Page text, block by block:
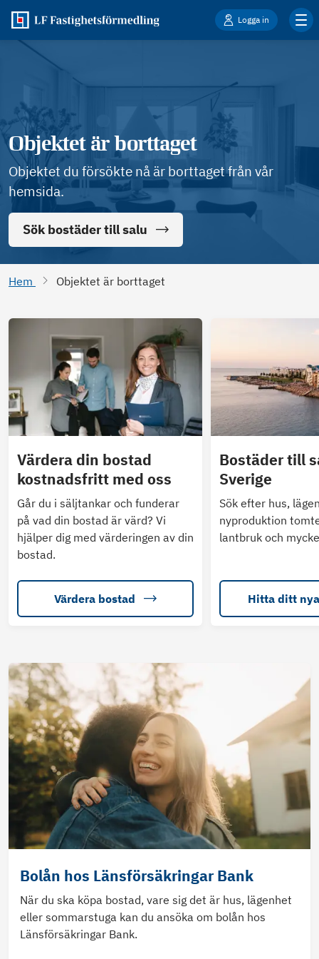
Logga in
Objektet är borttaget
Objektet du försökte nå är borttaget från vår
hemsida.
Sök bostäder till salu
Hem Objektet är borttaget
Värdera din bostad
kostnadsfritt med oss
Går du i säljtankar och funderar
på vad din bostad är värd? Vi
hjälper dig med värderingen av din
bostad.
Värdera bostad
Bostäder till
Sverige
Sök efter hus,
nyproduktion
lantbruk och
Hitta ditt
Bolån hos Länsförsäkringar Bank
När du ska köpa bostad, vare sig det är hus, lägenhet
eller sommarstuga kan du ansöka om bolån hos
Länsförsäkringar Bank.